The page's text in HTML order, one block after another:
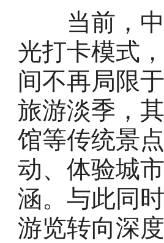
当前，中
光打卡模式
间不再局限
旅游淡季，
馆等传统景
动、体验城
涵。与此同
游览转向深